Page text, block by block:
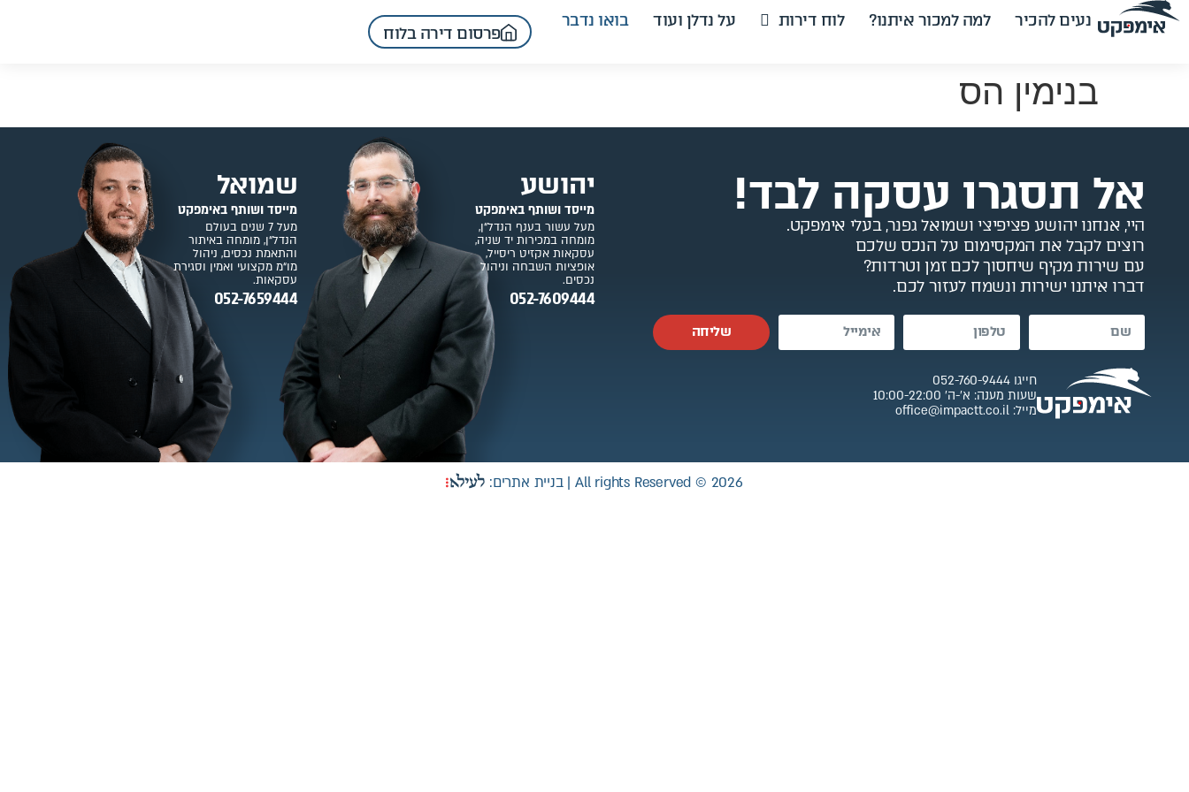
לתוכן נעים להכיר למה למכור איתנו? לוח דירות על נדלן ועוד בואו נדבר
פרסום דירה בלוח
בנימין הס
אל תסגרו עסקה לבד!
היי, אנחנו יהושע פציפיצי ושמואל גפנר, בעלי אימפקט.
רוצים לקבל את המקסימום על הנכס שלכם
עם שירות מקיף שיחסוך לכם זמן וטרדות?
דברו איתנו ישירות ונשמח לעזור לכם.
שליחה
חייגו 052-760-9444
שעות מענה: א’-ה’ 10:00-22:00
מייל: office@impactt.co.il
יהושע
מייסד ושותף באימפקט
מעל עשור בענף הנדל“ן,
מומחה במכירות יד שניה,
עסקאות אקזיט ריסייל,
אופציות השבחה וניהול
נכסים.
052-7609444
שמואל
מייסד ושותף באימפקט
מעל 7 שנים בעולם
הנדל“ן, מומחה באיתור
והתאמת נכסים, ניהול
מו“מ מקצועי ואמין וסגירת
עסקאות.
052-7659444
All rights Reserved © 2026 | בניית אתרים: